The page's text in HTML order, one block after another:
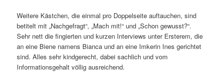
Weitere Kästchen, die einmal pro Doppelseite auftauchen, sind
betitelt mit „Nachgefragt“, „Mach mit!“ und „Schon gewusst?“.
Sehr nett die fingierten und kurzen Interviews unter Ersterem, die
an eine Biene namens Bianca und an eine Imkerin Ines gerichtet
sind. Alles sehr kindgerecht, dabei sachlich und vom
Informationsgehalt völlig ausreichend.